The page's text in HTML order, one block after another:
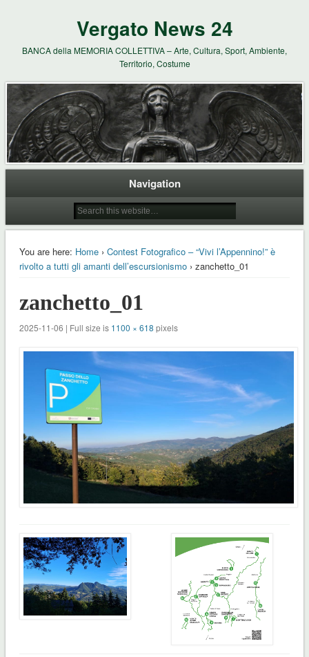
Vergato News 24
BANCA della MEMORIA COLLETTIVA – Arte, Cultura, Sport, Ambiente,
Territorio, Costume
Navigation
You are here: Home› Contest Fotografico – “Vivi l’Appennino!” è
rivolto a tutti gli amanti dell’escursionismo› zanchetto_01
zanchetto_01
2025-11-06 | Full size is 1100 × 618 pixels